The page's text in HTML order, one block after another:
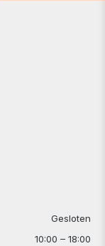
Gesloten
10:00 – 18:00